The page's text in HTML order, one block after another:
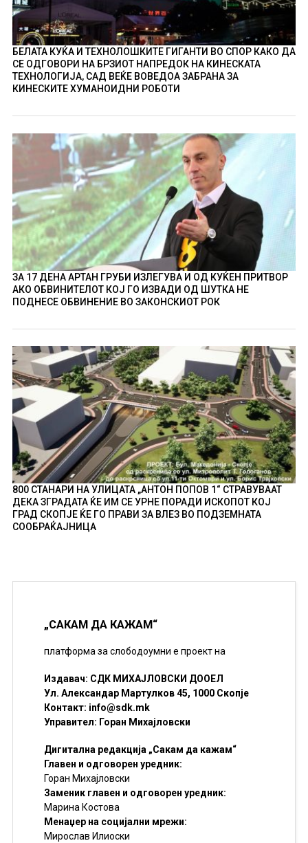
БЕЛАТА КУЌА И ТЕХНОЛОШКИТЕ ГИГАНТИ ВО СПОР КАКО ДА
СЕ ОДГОВОРИ НА БРЗИОТ НАПРЕДОК НА КИНЕСКАТА
ТЕХНОЛОГИЈА, САД ВЕЌЕ ВОВЕДОА ЗАБРАНА ЗА
КИНЕСКИТЕ ХУМАНОИДНИ РОБОТИ
ЗА 17 ДЕНА АРТАН ГРУБИ ИЗЛЕГУВА И ОД КУЌЕН ПРИТВОР
АКО ОБВИНИТЕЛОТ КОЈ ГО ИЗВАДИ ОД ШУТКА НЕ
ПОДНЕСЕ ОБВИНЕНИЕ ВО ЗАКОНСКИОТ РОК
800 СТАНАРИ НА УЛИЦАТА „АНТОН ПОПОВ 1“ СТРАВУВААТ
ДЕКА ЗГРАДАТА ЌЕ ИМ СЕ УРНЕ ПОРАДИ ИСКОПОТ КОЈ
ГРАД СКОПЈЕ ЌЕ ГО ПРАВИ ЗА ВЛЕЗ ВО ПОДЗЕМНАТА
СООБРАЌАЈНИЦА
„САКАМ ДА КАЖАМ“
платформа за слободоумни е проект на
Издавач: СДК МИХАЈЛОВСКИ ДООЕЛ
Ул. Александар Мартулков 45, 1000 Скопје
Контакт: info@sdk.mk
Управител: Горан Михајловски
Дигитална редакција „Сакам да кажам“
Главен и одговорен уредник:
Горан Михајловски
Заменик главен и одговорен уредник:
Марина Костова
Менаџер на социјални мрежи:
Мирослав Илиоски